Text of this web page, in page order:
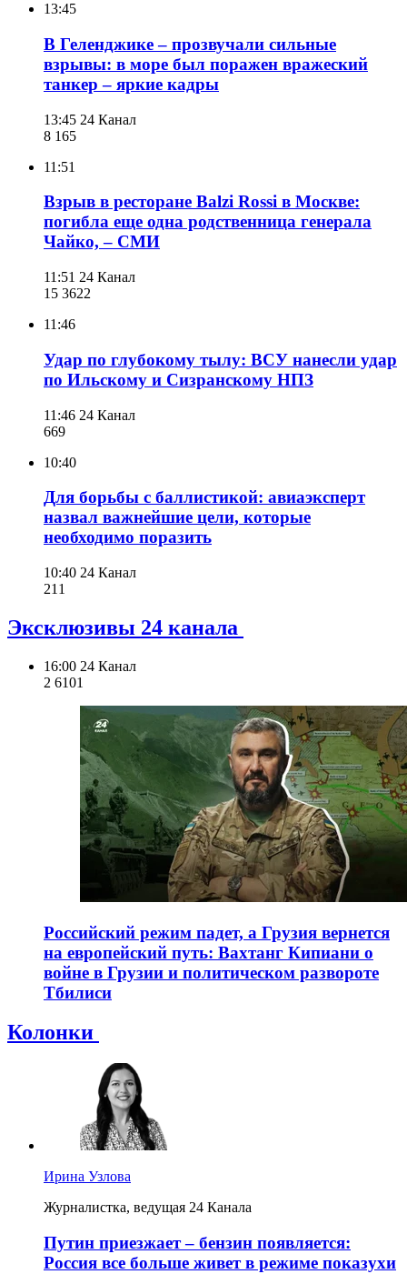
13:45
В Геленджике – прозвучали сильные
взрывы: в море был поражен вражеский
танкер – яркие кадры
13:45 24 Канал
8 165
11:51
Взрыв в ресторане Balzi Rossi в Москве:
погибла еще одна родственница генерала
Чайко, – СМИ
11:51 24 Канал
15 3622
11:46
Удар по глубокому тылу: ВСУ нанесли удар
по Ильскому и Сизранскому НПЗ
11:46 24 Канал
669
10:40
Для борьбы с баллистикой: авиаэксперт
назвал важнейшие цели, которые
необходимо поразить
10:40 24 Канал
211
Эксклюзивы 24 канала
16:00 24 Канал
2 6101
Российский режим падет, а Грузия вернется
на европейский путь: Вахтанг Кипиани о
войне в Грузии и политическом развороте
Тбилиси
Колонки
Ирина Узлова
Журналистка, ведущая 24 Канала
Путин приезжает – бензин появляется:
Россия все больше живет в режиме показухи